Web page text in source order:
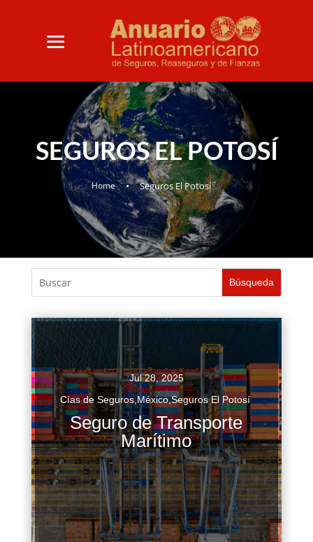
SEGUROS EL POTOSÍ
Home • Seguros El Potosí
Jul 28, 2025
Cías de Seguros,México,Seguros El Potosí
Seguro de Transporte
Marítimo
El seguro de transporte marítimo es un
instrumento financiero crucial que protege las
mercancías, los buques y las responsabilidades
asociadas durante el transporte por...